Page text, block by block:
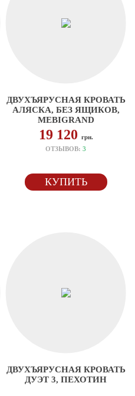
ДВУХЪЯРУСНАЯ КРОВАТЬ
АЛЯСКА, БЕЗ ЯЩИКОВ,
MEBIGRAND
19 120 грн.
ОТЗЫВОВ:3
КУПИТЬ
ДВУХЪЯРУСНАЯ КРОВАТЬ
ДУЭТ 3, ПЕХОТИН